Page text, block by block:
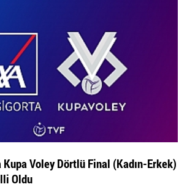
Voley Dörtlü Final (Kadın-Erkek)
Oldu